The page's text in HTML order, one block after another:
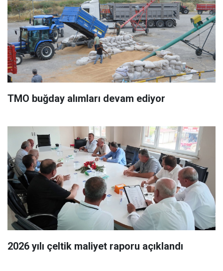
TMO buğday alımları devam ediyor
2026 yılı çeltik maliyet raporu açıklandı